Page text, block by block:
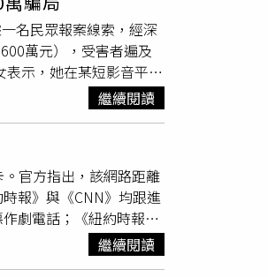
比尼（Bobigny）地方
（Maxime Cavaillé）強
官貝庫奧（Laure
的同案嫌疑人，曾與他
專業分子並不相符」，
物勘探技術服務公司名
，夜間依風水勘探、土
。關男把關估價、物色
手。另一名成員劉男出
示，出資與收貨為「掌
為「望風」；金額以
留訊跡。為防次生損
離視線，專案紀錄顯示
品數」，僅此案追回數
刑十年十個月並科罰金2
拉一世贈送的烏拉爾金
150萬歐元（約新台幣
研磨機、噴槍、螺絲起
員認為犯案過程極為專
調，這些展品的歷史與
白天闖入偷走無價王室
名民眾報案線索，經深
萬元），受害者遍及
示，她在某短影音平台
兒子恐遭車禍，必須購
進一步要求她帶現金10萬
進一步損失。警方調查
進行犯罪。
開全國多地同步收網行
，其中一名正在錄製線
場面相當諷刺。目前，
辦中。收網當天，一名
繼續閱讀
官方指出，該網路距離
報》與《CNN》均跟進
劇電話；《紐約時報》
撰文反駁，稱特勤局尚
卡銀行技術，個人或犯
繼續閱讀